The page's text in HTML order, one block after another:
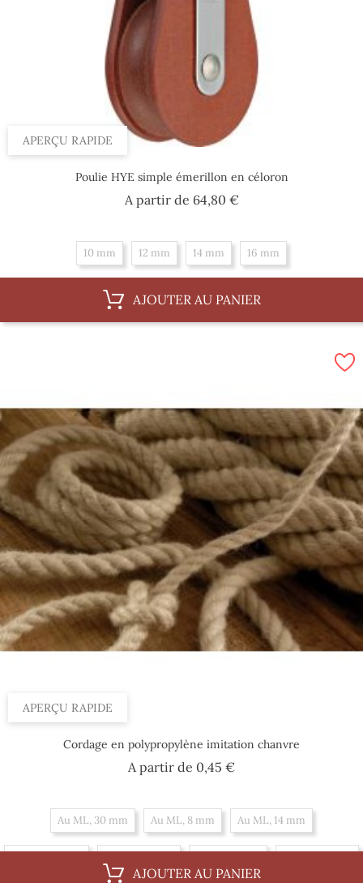
APERÇU RAPIDE
Poulie HYE simple émerillon en céloron
A partir de 64,80 €Prix
10 mm 12 mm 14 mm 16 mm
AJOUTER AU PANIER
APERÇU RAPIDE
Cordage en polypropylène imitation chanvre
A partir de 0,45 €Prix
Au ML, 30 mm Au ML, 8 mm Au ML, 14 mm
AJOUTER AU PANIER